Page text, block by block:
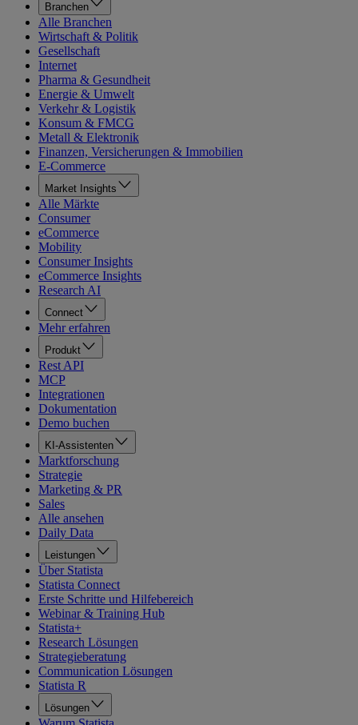
Branchen
Alle Branchen
Wirtschaft & Politik
Gesellschaft
Internet
Pharma & Gesundheit
Energie & Umwelt
Verkehr & Logistik
Konsum & FMCG
Metall & Elektronik
Finanzen, Versicherungen & Immobilien
E-Commerce
Market Insights
Alle Märkte
Consumer
eCommerce
Mobility
Consumer Insights
eCommerce Insights
Research AI
Connect
Mehr erfahren
Produkt
Rest API
MCP
Integrationen
Dokumentation
Demo buchen
KI-Assistenten
Marktforschung
Strategie
Marketing & PR
Sales
Alle ansehen
Daily Data
Leistungen
Über Statista
Statista Connect
Erste Schritte und Hilfebereich
Webinar & Training Hub
Statista+
Research Lösungen
Strategieberatung
Communication Lösungen
Statista R
Lösungen